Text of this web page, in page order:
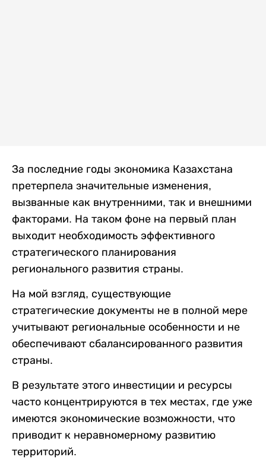
За последние годы экономика Казахстана
претерпела значительные изменения,
вызванные как внутренними, так и внешними
факторами. На таком фоне на первый план
выходит необходимость эффективного
стратегического планирования
регионального развития страны.
На мой взгляд, существующие
стратегические документы не в полной мере
учитывают региональные особенности и не
обеспечивают сбалансированного развития
страны.
В результате этого инвестиции и ресурсы
часто концентрируются в тех местах, где уже
имеются экономические возможности, что
приводит к неравномерному развитию
территорий.